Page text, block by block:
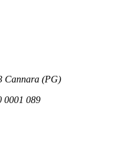
Cannara (PG)
0001 089